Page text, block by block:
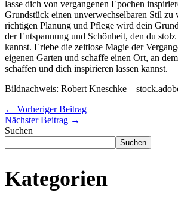
lasse dich von vergangenen Epochen
Grundstück einen unverwechselbaren Stil zu
richtigen Planung und Pflege wird dein
der Entspannung und Schönheit, den du
kannst. Erlebe die zeitlose Magie der
eigenen Garten und schaffe einen Ort, an
schaffen und dich inspirieren lassen kannst.
Bildnachweis: Robert Kneschke –
← Vorheriger Beitrag
Nächster Beitrag →
Suchen
Suchen
Kategorien